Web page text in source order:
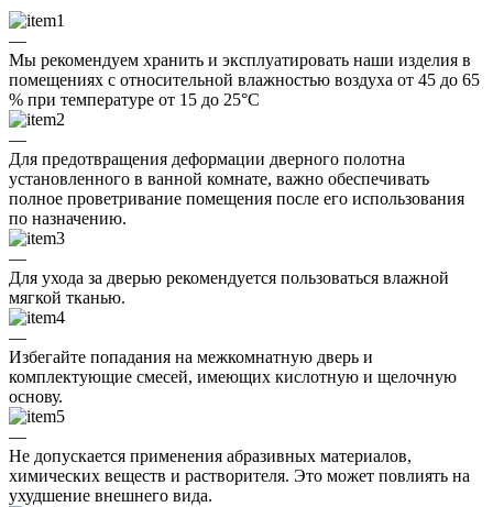
—
Мы рекомендуем хранить и эксплуатировать наши изделия в
помещениях с относительной влажностью воздуха от 45 до 65
% при температуре от 15 до 25°C
—
Для предотвращения деформации дверного полотна
установленного в ванной комнате, важно обеспечивать
полное проветривание помещения после его использования
по назначению.
—
Для ухода за дверью рекомендуется пользоваться влажной
мягкой тканью.
—
Избегайте попадания на межкомнатную дверь и
комплектующие смесей, имеющих кислотную и щелочную
основу.
—
Не допускается применения абразивных материалов,
химических веществ и растворителя. Это может повлиять на
ухудшение внешнего вида.